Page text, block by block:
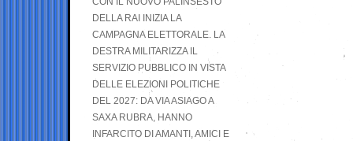
DELLA RAI INIZIA LA
CAMPAGNA ELETTORALE. LA
DESTRA MILITARIZZA IL
SERVIZIO PUBBLICO IN VISTA
DELLE ELEZIONI POLITICHE
DEL 2027: DA VIA ASIAGO A
SAXA RUBRA, HANNO
INFARCITO DI AMANTI, AMICI E